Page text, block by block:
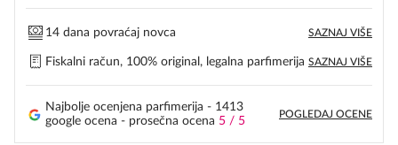
14 dana povraćaj novca SAZNAJ VIŠE
Fiskalni račun, 100% original, legalna parfimerija SAZNAJ VIŠE
Najbolje ocenjena parfimerija - 1413
google ocena - prosečna ocena 5 / 5
POGLEDAJ OCENE